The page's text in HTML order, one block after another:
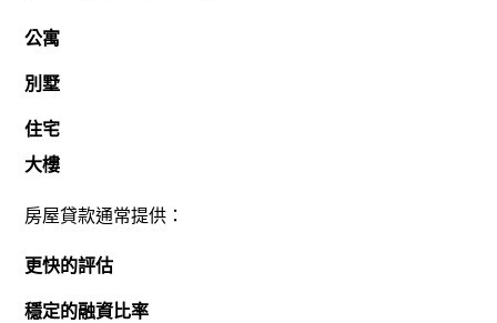
公寓
別墅
住宅
大樓
房屋貸款通常提供：
更快的評估
穩定的融資比率